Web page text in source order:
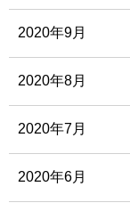
2020年9月
2020年8月
2020年7月
2020年6月